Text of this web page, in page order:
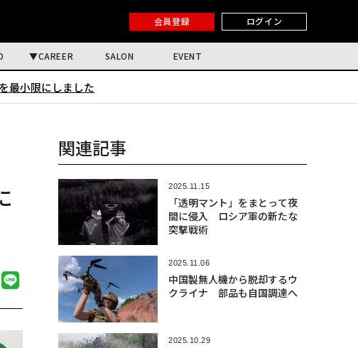
会員登録 ログイン
CAREER SALON EVENT
最小限にしました
関連記事
2025.11.15
「透明マント」をまとって夜
間に侵入 ロシア軍の新たな
突撃戦術
2025.11.06
中国製無人機から脱却するウ
クライナ 部品も自国調達へ
2025.10.29